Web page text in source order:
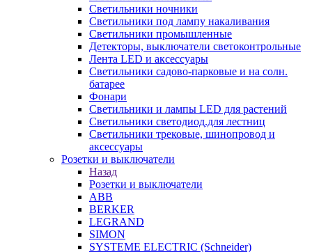
Светильники ночники
Светильники под лампу накаливания
Светильники промышленные
Детекторы, выключатели светоконтрольные
Лента LED и аксессуары
Светильники садово-парковые и на солн.
батарее
Фонари
Светильники и лампы LED для растений
Светильники светодиод.для лестниц
Светильники трековые, шинопровод и
аксессуары
Розетки и выключатели
Назад
Розетки и выключатели
ABB
BERKER
LEGRAND
SIMON
SYSTEME ELECTRIC (Schneider)